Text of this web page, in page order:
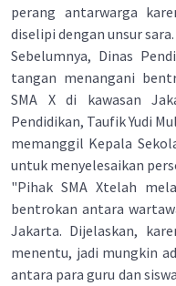
perang antarwarga
diselipi dengan unsur sara.
Sebelumnya, Dinas
tangan menangani
SMA X di kawasan
Pendidikan, Taufik Yudi
memanggil Kepala
untuk menyelesaikan
"Pihak SMA Xtelah
bentrokan antara
Jakarta. Dijelaskan,
menentu, jadi mungkin
antara para guru dan